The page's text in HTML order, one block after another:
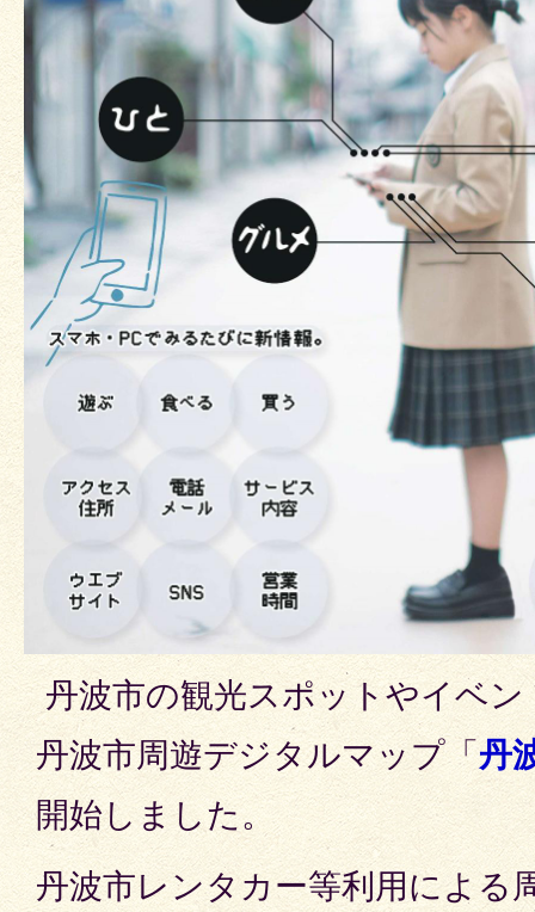
丹波市の観光スポットやイベ
丹波市周遊デジタルマップ「 丹
開始しました。
丹波市レンタカー等利用による